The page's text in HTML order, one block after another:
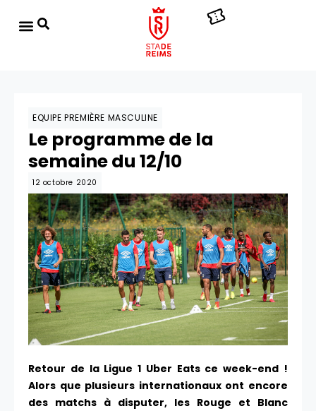
EQUIPE PREMIÈRE MASCULINE
Le programme de la
semaine du 12/10
12 octobre 2020
Retour de la Ligue 1 Uber Eats ce week-end !
Alors que plusieurs internationaux ont encore
des matchs à disputer, les Rouge et Blanc